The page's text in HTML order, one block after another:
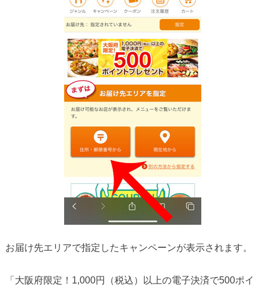
お届け先エリアで指定したキャンペーンが表示されます。
「大阪府限定！1,000円（税込）以上の電子決済で500ポイ